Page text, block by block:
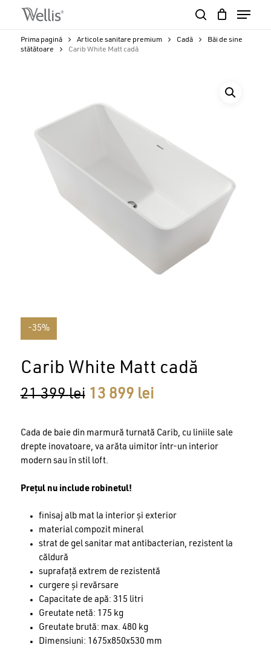
content
Menu
Cart
Prima pagină Articole sanitare premium Cadă
Băi de sine
stătătoare
Carib White Matt cadă
-35%
Carib White Matt cadă
21 399lei Prețul
fost:
21
13 899 leiPrețul
este:
13
Cada de baie din marmură turnată Carib, cu liniile sale
drepte inovatoare, va arăta uimitor într-un interior
modern sau în stil loft.
Prețul nu include robinetul!
finisaj alb mat la interior și exterior
material compozit mineral
strat de gel sanitar mat antibacterian, rezistent la
căldură
suprafață extrem de rezistentă
curgere și revărsare
Capacitate de apă: 315 litri
Greutate netă: 175 kg
Greutate brută: max. 480 kg
Dimensiuni: 1675x850x530 mm
Close